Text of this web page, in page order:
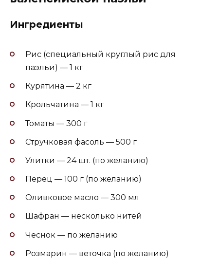
Ингредиенты
Рис (специальный круглый рис для
паэльи) — 1 кг
Курятина — 2 кг
Крольчатина — 1 кг
Томаты — 300 г
Стручковая фасоль — 500 г
Улитки — 24 шт. (по желанию)
Перец — 100 г (по желанию)
Оливковое масло — 300 мл
Шафран — несколько нитей
Чеснок — по желанию
Розмарин — веточка (по желанию)